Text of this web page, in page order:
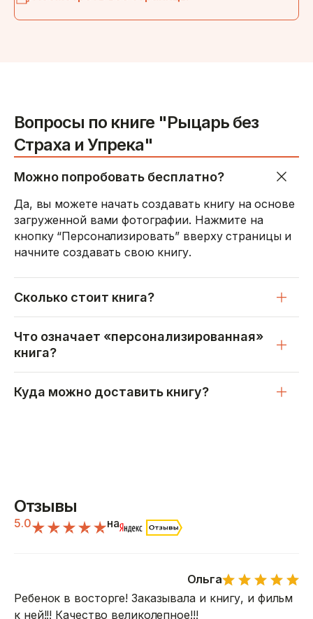
Вопросы по книге "Рыцарь без
Страха и Упрека"
Можно попробовать бесплатно?
Да, вы можете начать создавать книгу на основе
загруженной вами фотографии. Нажмите на
кнопку “Персонализировать” вверху страницы и
начните создавать свою книгу.
Сколько стоит книга?
Что означает «персонализированная»
книга?
Куда можно доставить книгу?
Отзывы
5.0 на
Ольга
Ребенок в восторге! Заказывала и книгу, и фильм
к ней!!! Качество великолепное!!!